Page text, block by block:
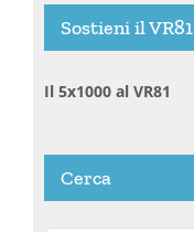
Sostieni il VR81
Il 5x1000 al VR81
Cerca